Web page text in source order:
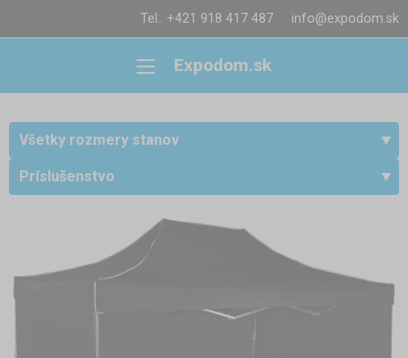
Tel.: +421 918 417 487 info@expodom.sk
Expodom.sk
Všetky rozmery stanov
Príslušenstvo